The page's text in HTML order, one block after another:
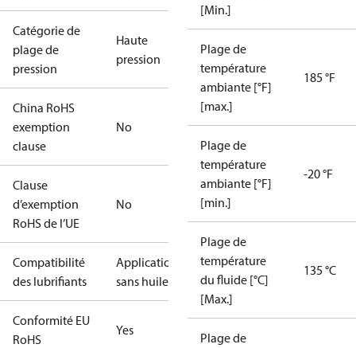
Catégorie de
plage de
pression
Haute
pression
China RoHS
exemption
clause
No
Clause
d’exemption
RoHS de l’UE
No
Compatibilité
des lubrifiants
Applications
sans huile
Conformité EU
RoHS
Yes
[Min.]
Plage de
température
ambiante [°F]
[max.]
185 °F
Plage de
température
ambiante [°F]
[min.]
-20 °F
Plage de
température
du fluide [°C]
[Max.]
135 °C
Plage de